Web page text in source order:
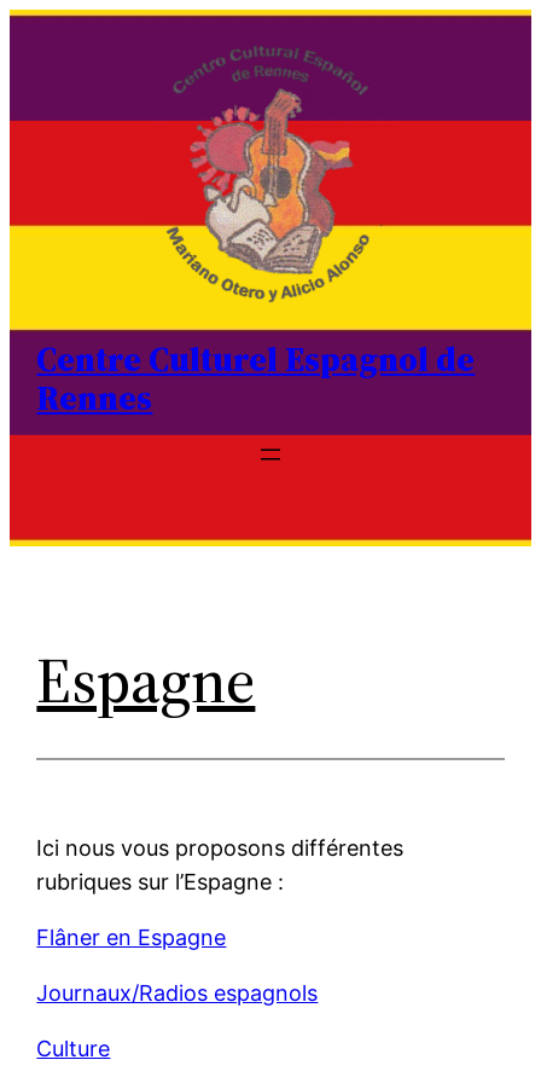
Aller
Centre Culturel Espagnol de
Rennes
Espagne
Ici nous vous proposons différentes
rubriques sur l’Espagne :
Flâner en Espagne
Journaux/Radios espagnols
Culture